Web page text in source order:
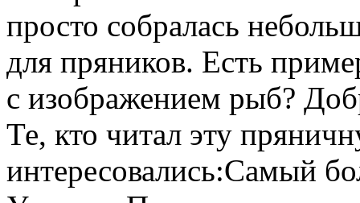
просто собралась
для пряников. Есть
с изображением рыб?
Те, кто читал эту
интересовались:Самый